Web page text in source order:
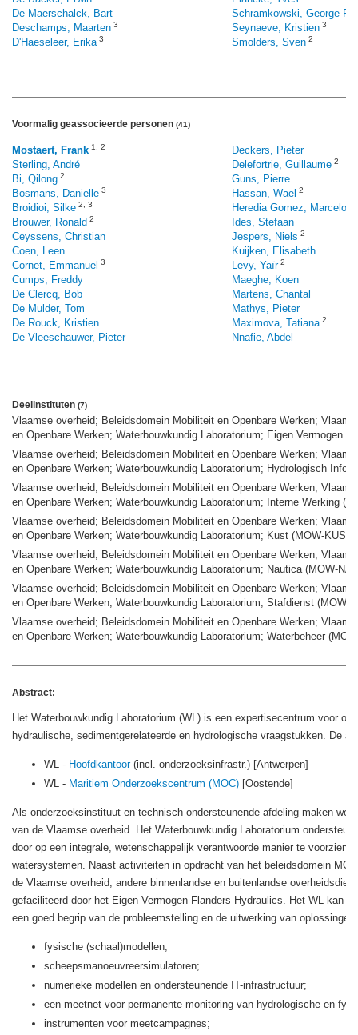
De Maerschalck, Bart
Deschamps, Maarten 3
D'Haeseleer, Erika 3
Schramkowski, George P.
Seynaeve, Kristien 3
Smolders, Sven 2
Voormalig geassocieerde personen (41)
Mostaert, Frank 1, 2
Sterling, André
Bi, Qilong 2
Bosmans, Danielle 3
Broidioi, Silke 2, 3
Brouwer, Ronald 2
Ceyssens, Christian
Coen, Leen
Cornet, Emmanuel 3
Cumps, Freddy
De Clercq, Bob
De Mulder, Tom
De Rouck, Kristien
De Vleeschauwer, Pieter
Deckers, Pieter
Delefortrie, Guillaume 2
Guns, Pierre
Hassan, Wael 2
Heredia Gomez, Marcelo
Ides, Stefaan
Jespers, Niels 2
Kuijken, Elisabeth
Levy, Yaïr 2
Maeghe, Koen
Martens, Chantal
Mathys, Pieter
Maximova, Tatiana 2
Nnafie, Abdel
Deelinstituten (7)
Vlaamse overheid; Beleidsdomein Mobiliteit en Openbare Werken;
en Openbare Werken; Waterbouwkundig Laboratorium; Eigen Vermogen
Vlaamse overheid; Beleidsdomein Mobiliteit en Openbare Werken;
en Openbare Werken; Waterbouwkundig Laboratorium; Hydrologisch
Vlaamse overheid; Beleidsdomein Mobiliteit en Openbare Werken;
en Openbare Werken; Waterbouwkundig Laboratorium; Interne Werking
Vlaamse overheid; Beleidsdomein Mobiliteit en Openbare Werken;
en Openbare Werken; Waterbouwkundig Laboratorium; Kust (MOW-KUST)
Vlaamse overheid; Beleidsdomein Mobiliteit en Openbare Werken;
en Openbare Werken; Waterbouwkundig Laboratorium; Nautica (MOW-
Vlaamse overheid; Beleidsdomein Mobiliteit en Openbare Werken;
en Openbare Werken; Waterbouwkundig Laboratorium; Stafdienst (MOW-
Vlaamse overheid; Beleidsdomein Mobiliteit en Openbare Werken;
en Openbare Werken; Waterbouwkundig Laboratorium; Waterbeheer
Abstract:
Het Waterbouwkundig Laboratorium (WL) is een expertisecentrum voor
hydraulische, sedimentgerelateerde en hydrologische vraagstukken. De
WL - Hoofdkantoor(incl. onderzoeksinfrastr.) [Antwerpen]
WL - Maritiem Onderzoekscentrum (MOC) [Oostende]
Als onderzoeksinstituut en technisch ondersteunende afdeling maken we
van de Vlaamse overheid. Het Waterbouwkundig Laboratorium
door op een integrale, wetenschappelijk verantwoorde manier te voorzien
watersystemen. Naast activiteiten in opdracht van het beleidsdomein
de Vlaamse overheid, andere binnenlandse en buitenlandse
gefaciliteerd door het Eigen Vermogen Flanders Hydraulics. Het WL kan
een goed begrip van de probleemstelling en de uitwerking van
fysische (schaal)modellen;
scheepsmanoeuvreersimulatoren;
numerieke modellen en ondersteunende IT-infrastructuur;
een meetnet voor permanente monitoring van hydrologische en
instrumenten voor meetcampagnes;